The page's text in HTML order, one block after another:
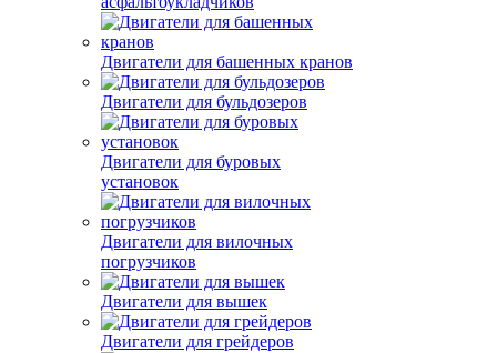
Двигатели для башенных кранов
Двигатели для бульдозеров
Двигатели для буровых
установок
Двигатели для вилочных
погрузчиков
Двигатели для вышек
Двигатели для грейдеров